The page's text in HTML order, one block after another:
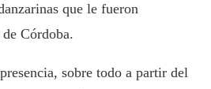
que le fueron
Córdoba.
sobre todo a partir del